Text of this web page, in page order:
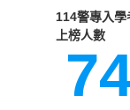
114警專入學
上榜人數